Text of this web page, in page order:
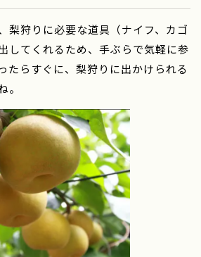
梨狩りに必要な道具（ナイフ、カゴ
してくれるため、手ぶらで気軽に参
たらすぐに、梨狩りに出かけられる
。